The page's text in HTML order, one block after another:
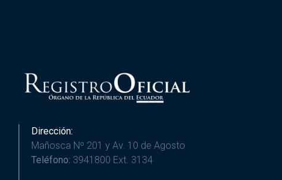
Dirección:
Mañosca Nº 201 y Av. 10 de Agosto
Teléfono: 3941800 Ext. 3134